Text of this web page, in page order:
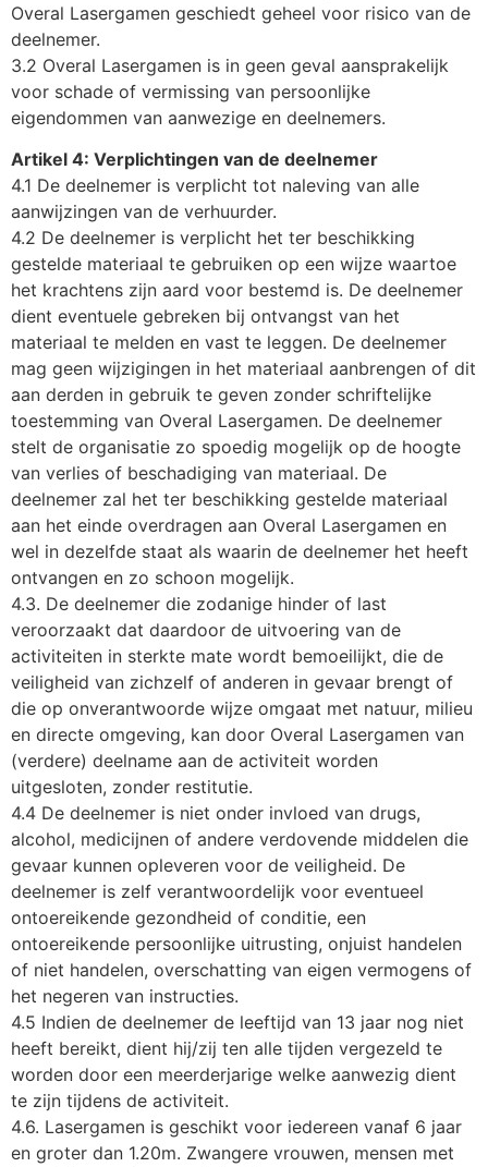
Overal Lasergamen geschiedt geheel voor risico van de
deelnemer.
3.2 Overal Lasergamen is in geen geval aansprakelijk
voor schade of vermissing van persoonlijke
eigendommen van aanwezige en deelnemers.
Artikel 4: Verplichtingen van de deelnemer
4.1 De deelnemer is verplicht tot naleving van alle
aanwijzingen van de verhuurder.
4.2 De deelnemer is verplicht het ter beschikking
gestelde materiaal te gebruiken op een wijze waartoe
het krachtens zijn aard voor bestemd is. De deelnemer
dient eventuele gebreken bij ontvangst van het
materiaal te melden en vast te leggen. De deelnemer
mag geen wijzigingen in het materiaal aanbrengen of dit
aan derden in gebruik te geven zonder schriftelijke
toestemming van Overal Lasergamen. De deelnemer
stelt de organisatie zo spoedig mogelijk op de hoogte
van verlies of beschadiging van materiaal. De
deelnemer zal het ter beschikking gestelde materiaal
aan het einde overdragen aan Overal Lasergamen en
wel in dezelfde staat als waarin de deelnemer het heeft
ontvangen en zo schoon mogelijk.
4.3. De deelnemer die zodanige hinder of last
veroorzaakt dat daardoor de uitvoering van de
activiteiten in sterkte mate wordt bemoeilijkt, die de
veiligheid van zichzelf of anderen in gevaar brengt of
die op onverantwoorde wijze omgaat met natuur, milieu
en directe omgeving, kan door Overal Lasergamen van
(verdere) deelname aan de activiteit worden
uitgesloten, zonder restitutie.
4.4 De deelnemer is niet onder invloed van drugs,
alcohol, medicijnen of andere verdovende middelen die
gevaar kunnen opleveren voor de veiligheid. De
deelnemer is zelf verantwoordelijk voor eventueel
ontoereikende gezondheid of conditie, een
ontoereikende persoonlijke uitrusting, onjuist handelen
of niet handelen, overschatting van eigen vermogens of
het negeren van instructies.
4.5 Indien de deelnemer de leeftijd van 13 jaar nog niet
heeft bereikt, dient hij/zij ten alle tijden vergezeld te
worden door een meerderjarige welke aanwezig dient
te zijn tijdens de activiteit.
4.6. Lasergamen is geschikt voor iedereen vanaf 6 jaar
en groter dan 1.20m. Zwangere vrouwen, mensen met